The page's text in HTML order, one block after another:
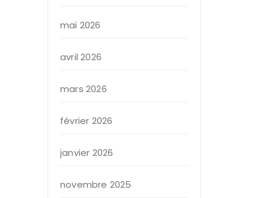
mai 2026
avril 2026
mars 2026
février 2026
janvier 2026
novembre 2025